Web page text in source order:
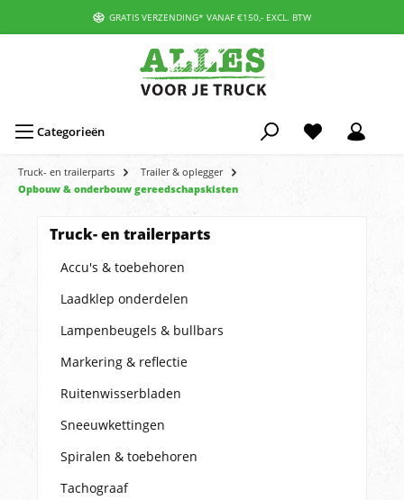
GRATIS VERZENDING* VANAF €150,- EXCL. BTW
Categorieën
Truck- en trailerparts
Trailer & oplegger
Opbouw & onderbouw gereedschapskisten
Truck- en trailerparts
Accu's & toebehoren
Laadklep onderdelen
Lampenbeugels & bullbars
Markering & reflectie
Ruitenwisserbladen
Sneeuwkettingen
Spiralen & toebehoren
Tachograaf